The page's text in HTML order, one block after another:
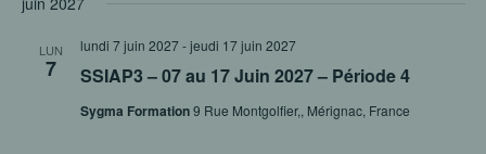
LUN
7 SSIAP3 – 07 au 17 Juin 2027 – Période 4
lundi 7 juin 2027-jeudi 17 juin 2027
Sygma Formation9 Rue Montgolfier,, Mérignac, France